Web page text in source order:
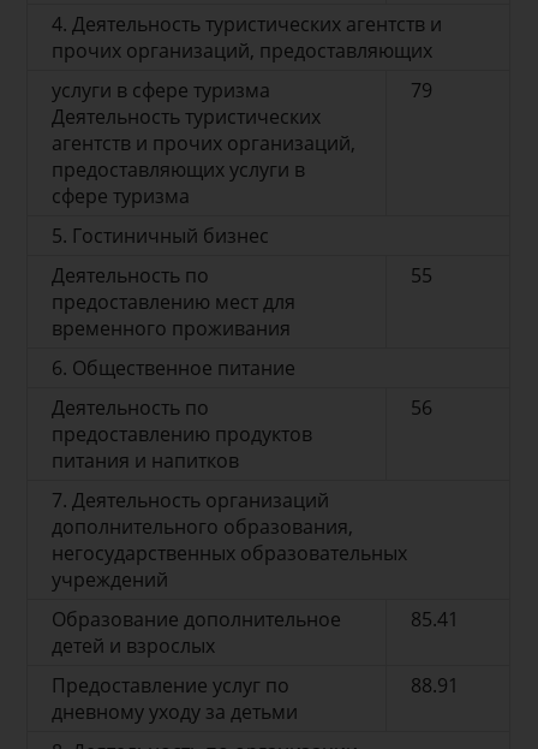
4. Деятельность туристических агентств и
прочих организаций, предоставляющих
услуги в сфере туризма
Деятельность туристических
агентств и прочих организаций,
предоставляющих услуги в
сфере туризма
79
5. Гостиничный бизнес
Деятельность по
предоставлению мест для
временного проживания
55
6. Общественное питание
Деятельность по
предоставлению продуктов
питания и напитков
56
7. Деятельность организаций
дополнительного образования,
негосударственных образовательных
учреждений
Образование дополнительное
детей и взрослых
85.41
Предоставление услуг по
дневному уходу за детьми
88.91